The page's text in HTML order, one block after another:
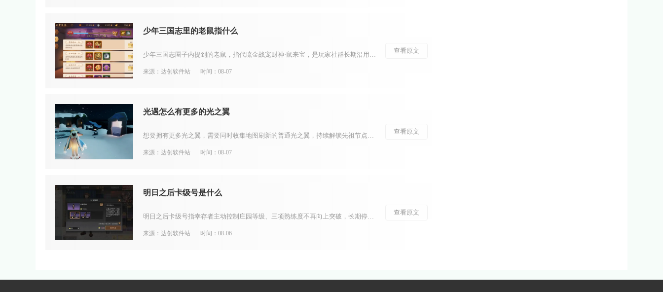
少年三国志里的老鼠指什么
少年三国志圈子内提到的老鼠，指代琉金战宠财神·鼠来宝，是玩家社群长期沿用的简化俗称，很多交流场景会直接省略全名，只用老鼠代称这只战宠。不少新手看到社群讨论阵容搭配、宠物比拼时经常出现这个词，容易误以为是玩家玩法黑话或者其他武将，理清这个简称之后，就能...
来源：达创软件站 时间：08-07
查看原文
光遇怎么有更多的光之翼
想要拥有更多光之翼，需要同时收集地图刷新的普通光之翼，持续解锁先祖节点获取永久光之翼，兼顾收集路线规划与光之翼防护，两种光翼叠加才能不断提升翅膀等级。光之翼分为普通光之翼与永久光之翼，普通光之翼就是地图各处的小金人，拾取后增加当前翅膀数量，但献祭重生...
来源：达创软件站 时间：08-07
查看原文
明日之后卡级号是什么
明日之后卡级号指幸存者主动控制庄园等级、三项熟练度不再向上突破，长期停留在指定等级区间培养战力的特殊账号。这类账号核心思路是避开不断升级带来的养成内卷，在固定等级分段持续完善装备、配件、图谱与进阶属性，依托游戏分段匹配机制，在同等级玩法中建立战力优势...
来源：达创软件站 时间：08-06
查看原文